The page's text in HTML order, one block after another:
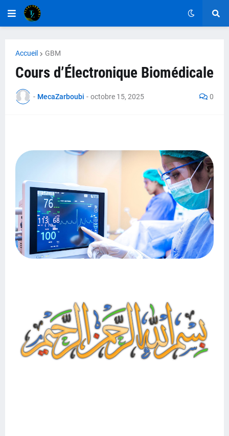
Accueil GBM
Cours d’Électronique Biomédicale
- MecaZarboubi - octobre 15, 2025 0